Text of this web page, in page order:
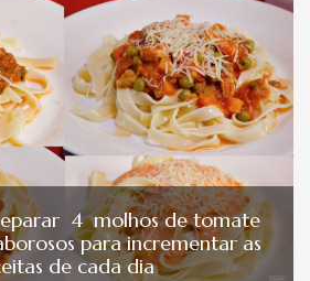
4 molhos de tomate
para incrementar as
de cada dia